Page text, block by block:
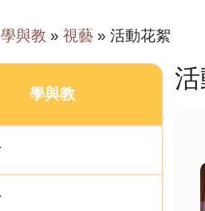
學與教 » 視藝 » 活動花絮
學與教